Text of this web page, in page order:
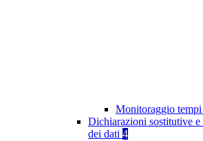
Monitoraggio
Dichiarazioni sostitutive
dei dati 4